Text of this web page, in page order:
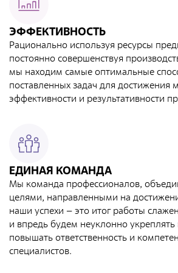
ЭФФЕКТИВНОСТЬ
Рационально используя ресурсы
постоянно совершенствуя
мы находим самые оптимальные
поставленных задач для достижения
эффективности и результативности
ЕДИНАЯ КОМАНДА
Мы команда профессионалов,
целями, направленными на
наши успехи – это итог работы
и впредь будем неуклонно
повышать ответственность и
специалистов.
отходов
Радиационно-аварийные и
реабилитационные работы
Специализированный отраслевой
управлению объектами «ядерного
СМИ о нас
Контакты для прессы
Фирменный стиль
Фотобанк РАДОНА
Филиалы
Московский филиал